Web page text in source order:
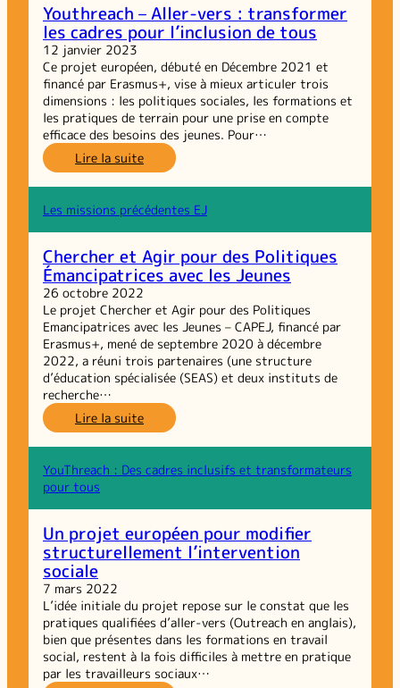
dans
le
de
l’Aude
Youthreach – Aller-vers : transformer
les cadres pour l’inclusion de tous
12 janvier 2023
Ce projet européen, débuté en Décembre 2021 et
financé par Erasmus+, vise à mieux articuler trois
dimensions : les politiques sociales, les formations et
les pratiques de terrain pour une prise en compte
efficace des besoins des jeunes. Pour…
Lire la suite:
Youthreach
–
Aller-
les
cadres
l’inclusion
de
tous
Les missions précédentes EJ
Chercher et Agir pour des Politiques
Émancipatrices avec les Jeunes
26 octobre 2022
Le projet Chercher et Agir pour des Politiques
Emancipatrices avec les Jeunes – CAPEJ, financé par
Erasmus+, mené de septembre 2020 à décembre
2022, a réuni trois partenaires (une structure
d’éducation spécialisée (SEAS) et deux instituts de
recherche…
Lire la suite:
Chercher
et
Agir
Émancipatrices
avec
YouThreach : Des cadres inclusifs et transformateurs
pour tous
Un projet européen pour modifier
structurellement l’intervention
sociale
7 mars 2022
L’idée initiale du projet repose sur le constat que les
pratiques qualifiées d’aller-vers (Outreach en anglais),
bien que présentes dans les formations en travail
social, restent à la fois difficiles à mettre en pratique
par les travailleurs sociaux…